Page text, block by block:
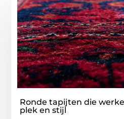
Ronde tapijten die
plek en stijl